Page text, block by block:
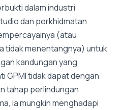
dalam industri
dan perkhidmatan
(atau
tidak menentangnya) untuk
kandungan yang
GPMI tidak dapat dengan
tahap perlindungan
ia mungkin menghadapi